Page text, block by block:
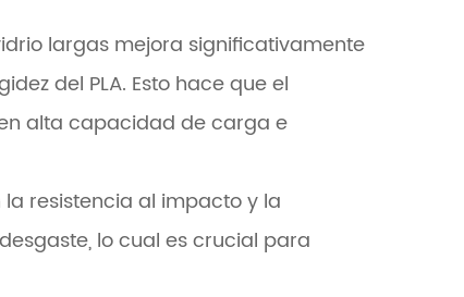
largas mejora significativamente
del PLA. Esto hace que el
alta capacidad de carga e
resistencia al impacto y la
lo cual es crucial para